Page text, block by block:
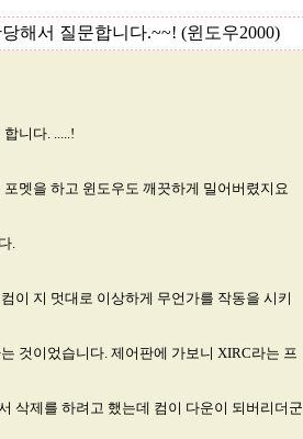
해서 질문합니다.~~! (윈도우2000)
니다. .....!
멧을 하고 윈도우도 깨끗하게 밀어버렸지요
.
이 지 멋대로 이상하게 무언가를 작동을 시키
것이었습니다. 제어판에 가보니 XIRC라는 프
삭제를 하려고 했는데 컴이 다운이 되버리더군